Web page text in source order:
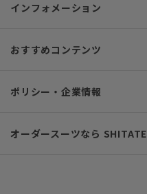
インフォメーション
おすすめコンテンツ
ポリシー・企業情報
オーダースーツなら SHITATE